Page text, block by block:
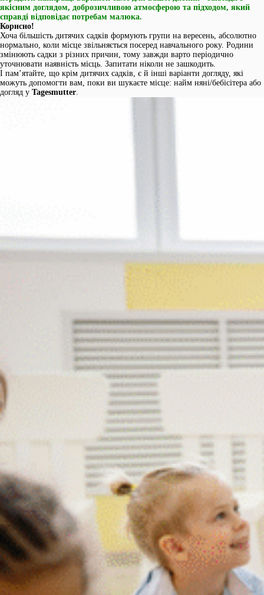
якісним доглядом, доброзичливою атмосферою та підходом, який
справді відповідає потребам малюка.
Корисно!
Хоча більшість дитячих садків формують групи на вересень, абсолютно
нормально, коли місце звільняється посеред навчального року. Родини
змінюють садки з різних причин, тому завжди варто періодично
уточнювати наявність місць. Запитати ніколи не зашкодить.
І памʼятайте, що крім дитячих садків, є й інші варіанти догляду, які
можуть допомогти вам, поки ви шукаєте місце: найм няні/бебісітера або
догляд у Tagesmutter.